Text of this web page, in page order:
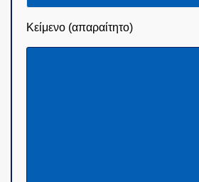
Κείμενο (απαραίτητο)